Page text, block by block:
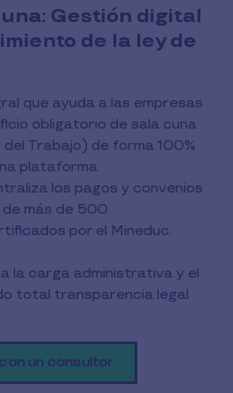
Gestión digital
de la ley de
que ayuda a las empresas
obligatorio de sala cuna
Trabajo) de forma 100%
plataforma
los pagos y convenios
de más de 500
por el Mineduc.
la carga administrativa y el
total transparencia legal
un consultor